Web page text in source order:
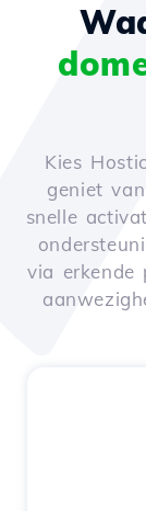
Kies
geniet
snelle
via erkende